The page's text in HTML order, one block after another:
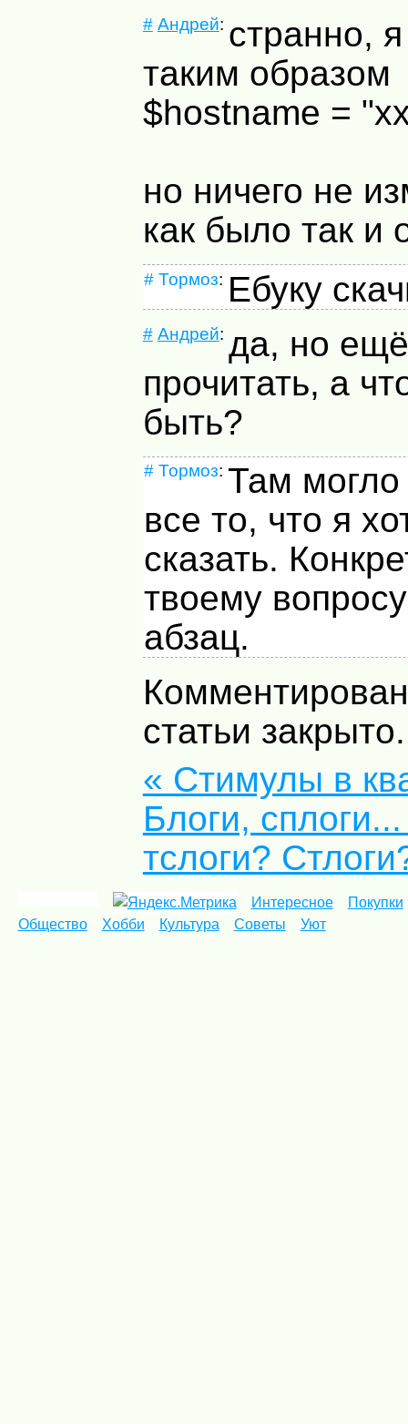
# Андрей: странно,
таким образом
$hostname =
но ничего не
как было так и
# Тормоз: Ебуку
# Андрей: да, но
прочитать, а
быть?
# Тормоз:Там могло
все то, что я
сказать.
твоему
абзац.
статьи закрыто.
« Стимулы в
Блоги,
тслоги?
Интересное
Покупки
Общество
Хобби Культура Советы Уют